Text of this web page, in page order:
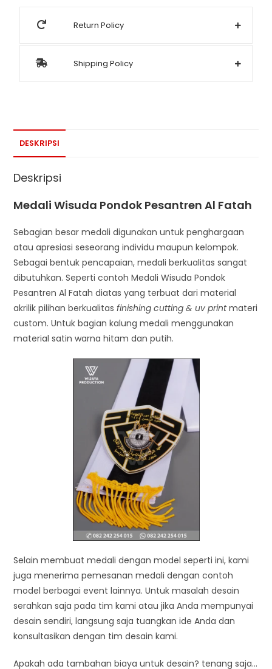
Return Policy
Shipping Policy
DESKRIPSI
Deskripsi
Medali Wisuda Pondok Pesantren Al Fatah
Sebagian besar medali digunakan untuk penghargaan
atau apresiasi seseorang individu maupun kelompok.
Sebagai bentuk pencapaian, medali berkualitas sangat
dibutuhkan. Seperti contoh Medali Wisuda Pondok
Pesantren Al Fatah diatas yang terbuat dari material
akrilik pilihan berkualitasfinishing cutting & uv printmateri
custom. Untuk bagian kalung medali menggunakan
material satin warna hitam dan putih.
Selain membuat medali dengan model seperti ini, kami
juga menerima pemesanan medali dengan contoh
model berbagai event lainnya. Untuk masalah desain
serahkan saja pada tim kami atau jika Anda mempunyai
desain sendiri, langsung saja tuangkan ide Anda dan
konsultasikan dengan tim desain kami.
Apakah ada tambahan biaya untuk desain? tenang saja…